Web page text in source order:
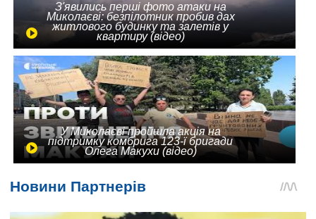
З'явились перші фото атаки на
Миколаєві: безпілотник пробив дах
житлового будинку та залетів у
квартиру (відео)
У Миколаєві пройшла акція на
підтримку комбрига 123-ї бригади
Олега Макухи (відео)